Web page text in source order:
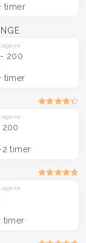
timer
200
timer
2 timer
timer